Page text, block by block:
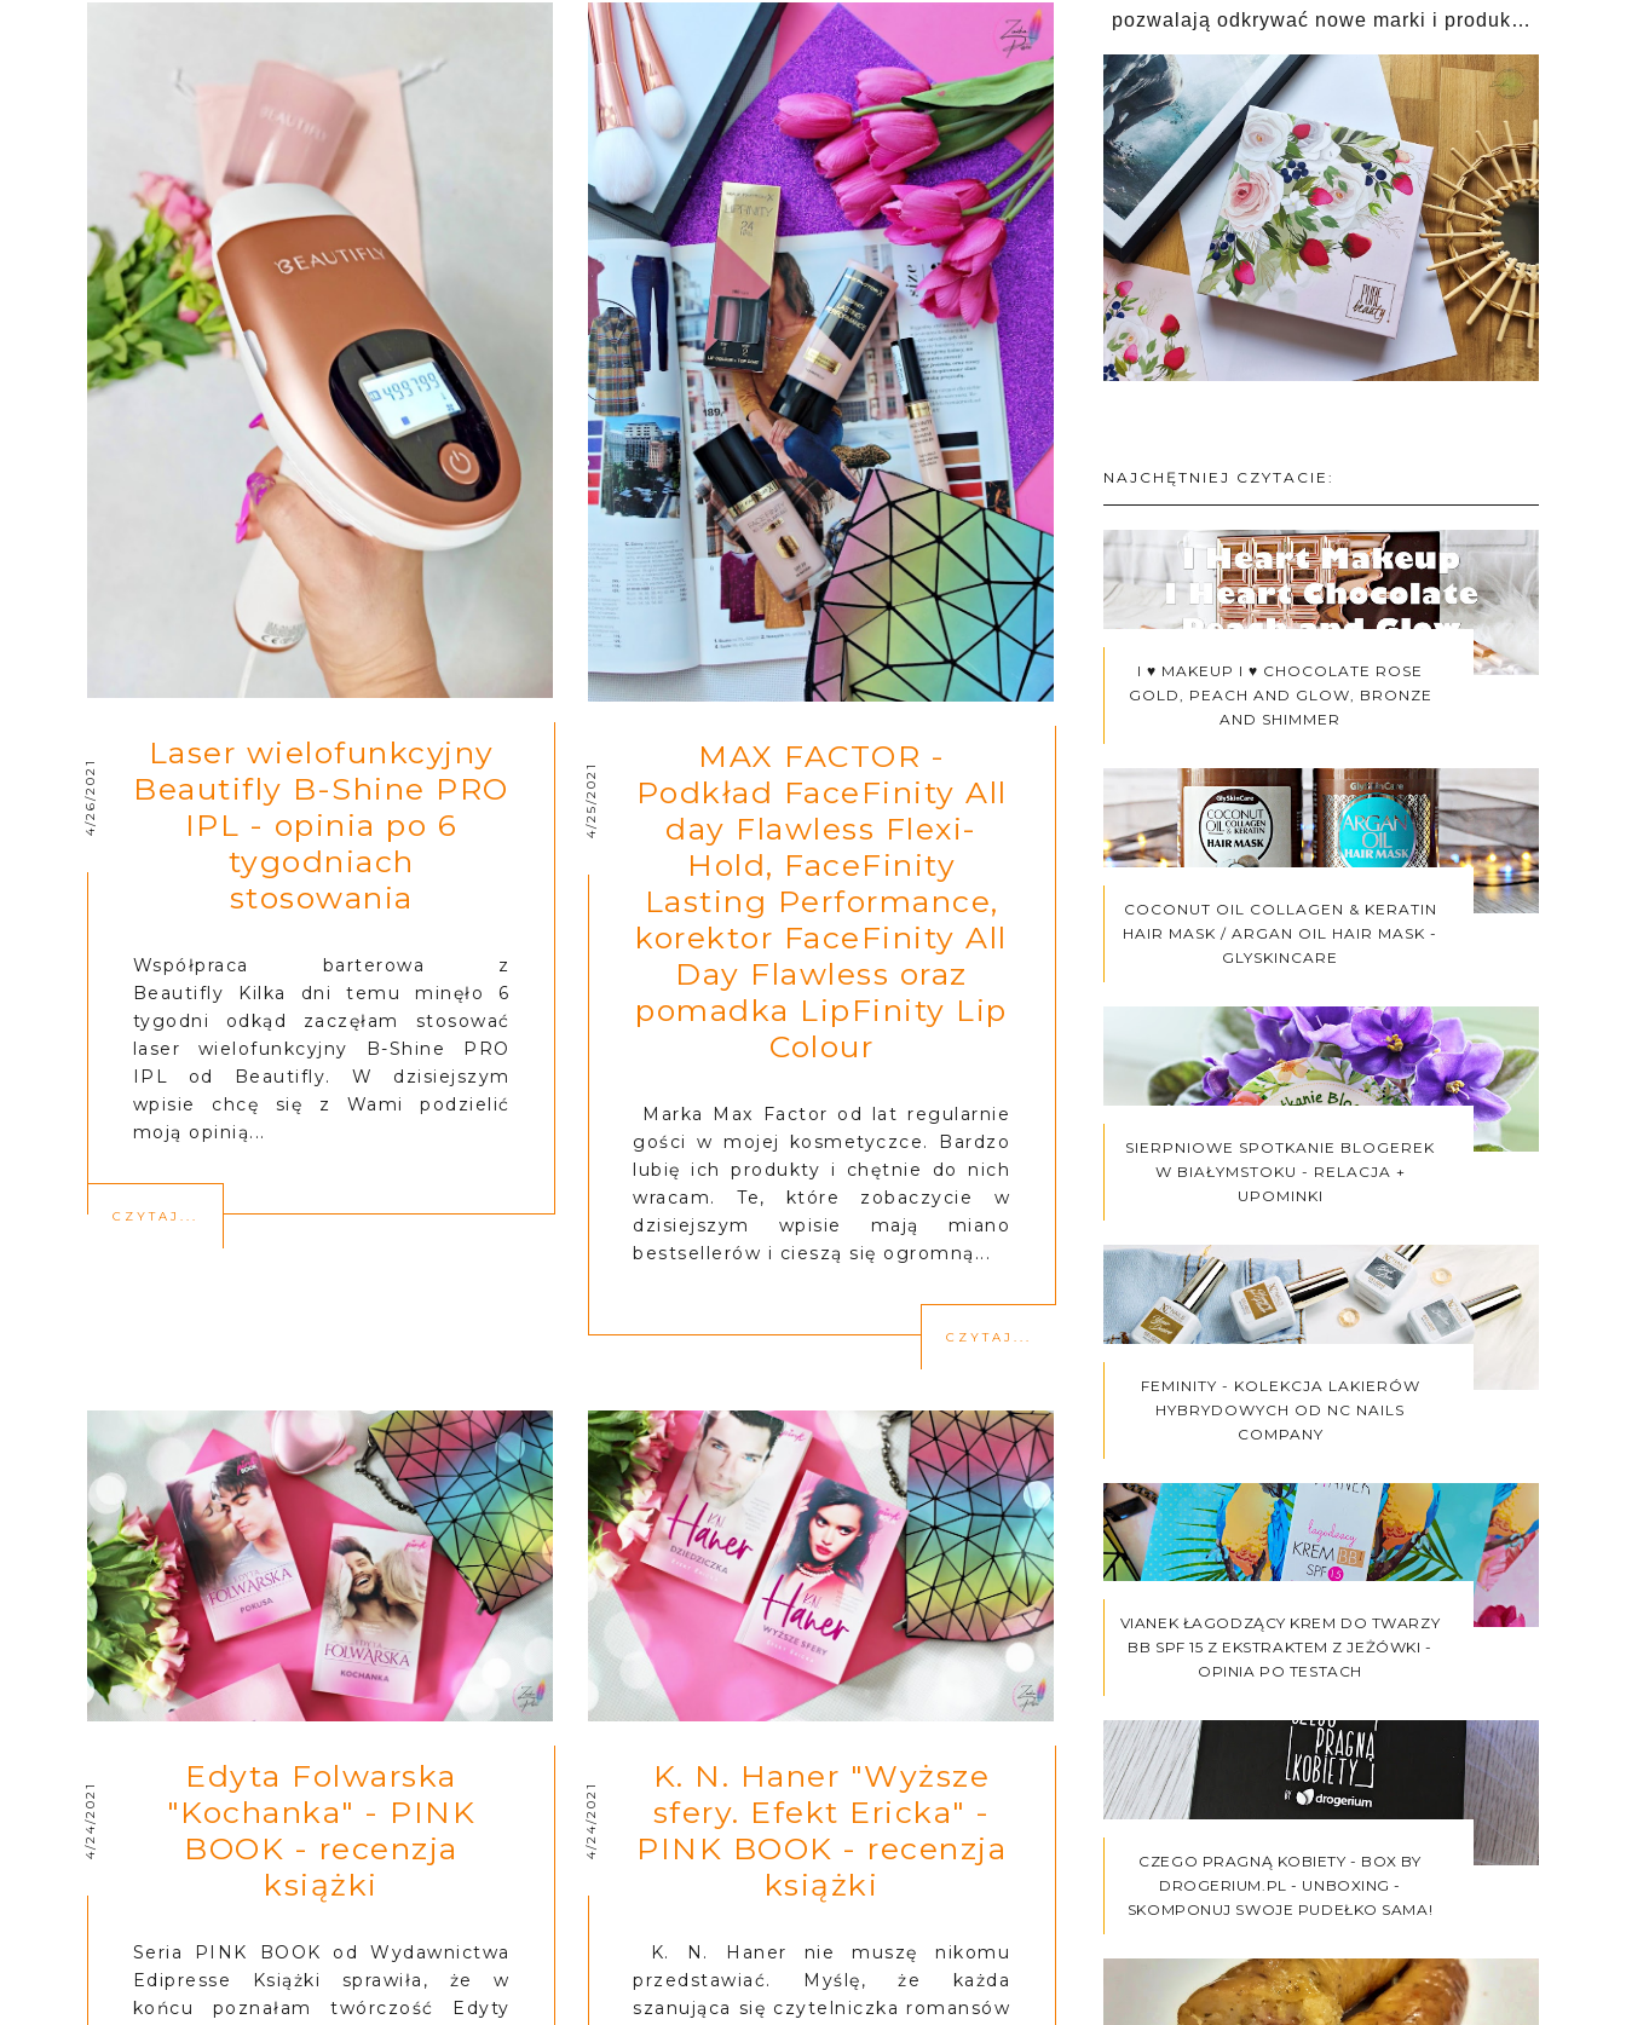
4/26/2021
Laser wielofunkcyjny
Beautifly B-Shine PRO
IPL - opinia po 6
tygodniach
stosowania
Współpraca barterowa z
Beautifly Kilka dni temu minęło 6
tygodni odkąd zaczęłam stosować
laser wielofunkcyjny B-Shine PRO
IPL od Beautifly. W dzisiejszym
wpisie chcę się z Wami podzielić
moją opinią...
CZYTAJ...
4/25/2021
MAX FACTOR -
Podkład FaceFinity All
day Flawless Flexi-
Hold, FaceFinity
Lasting Performance,
korektor FaceFinity All
Day Flawless oraz
pomadka LipFinity Lip
Colour
Marka Max Factor od lat regularnie
gości w mojej kosmetyczce. Bardzo
lubię ich produkty i chętnie do nich
wracam. Te, które zobaczycie w
dzisiejszym wpisie mają miano
bestsellerów i cieszą się ogromną...
CZYTAJ...
4/24/2021
Edyta Folwarska
"Kochanka" - PINK
BOOK - recenzja
książki
Seria PINK BOOK od Wydawnictwa
Edipresse Książki sprawiła, że w
końcu poznałam twórczość Edyty
4/24/2021
K. N. Haner "Wyższe
sfery. Efekt Ericka" -
PINK BOOK - recenzja
książki
K. N. Haner nie muszę nikomu
przedstawiać. Myślę, że każda
szanująca się czytelniczka romansów
pozwalają odkrywać nowe marki i produk…
NAJCHĘTNIEJ CZYTACIE:
I ♥ MAKEUP I ♥ CHOCOLATE ROSE
GOLD, PEACH AND GLOW, BRONZE
AND SHIMMER
COCONUT OIL COLLAGEN & KERATIN
HAIR MASK / ARGAN OIL HAIR MASK -
GLYSKINCARE
SIERPNIOWE SPOTKANIE BLOGEREK
W BIAŁYMSTOKU - RELACJA +
UPOMINKI
FEMINITY - KOLEKCJA LAKIERÓW
HYBRYDOWYCH OD NC NAILS
COMPANY
VIANEK ŁAGODZĄCY KREM DO TWARZY
BB SPF 15 Z EKSTRAKTEM Z JEŻÓWKI -
OPINIA PO TESTACH
CZEGO PRAGNĄ KOBIETY - BOX BY
DROGERIUM.PL - UNBOXING -
SKOMPONUJ SWOJE PUDEŁKO SAMA!